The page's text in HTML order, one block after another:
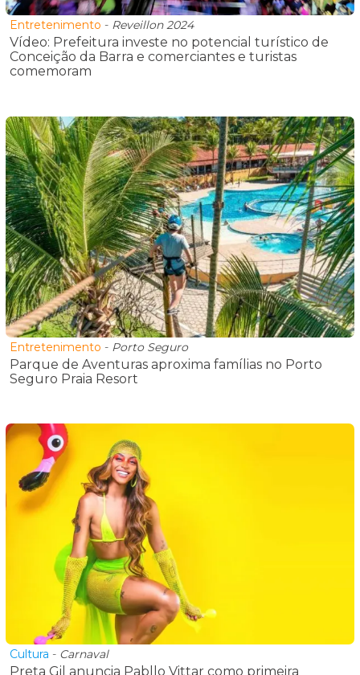
Entretenimento - Reveillon 2024
Vídeo: Prefeitura investe no potencial turístico de
Conceição da Barra e comerciantes e turistas
comemoram
Entretenimento - Porto Seguro
Parque de Aventuras aproxima famílias no Porto
Seguro Praia Resort
Cultura - Carnaval
Preta Gil anuncia Pabllo Vittar como primeira